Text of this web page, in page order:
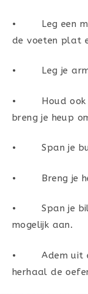
• Leg een
de voeten plat
• Leg je
• Houd ook
breng je heup
• Span je
• Breng je
• Span je
mogelijk aan.
• Adem uit en
herhaal de